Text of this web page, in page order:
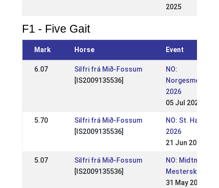
2025
F1 - Five Gait
Mark Horse Event
6.07
Silfri frá Mið-Fossum
[IS2009135536]
NO:
2026
05 Jul 2026
5.70
Silfri frá Mið-Fossum
[IS2009135536]
NO: St. Hans-
2026
21 Jun 2026
5.07
Silfri frá Mið-Fossum
[IS2009135536]
NO: Midtnorsk
Mesterskap
31 May 2026